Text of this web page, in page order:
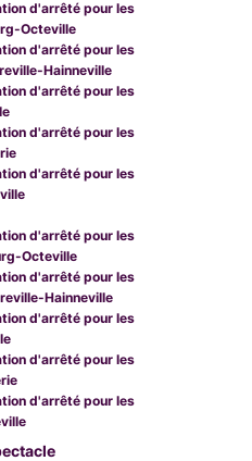
d'arrêté pour les
Octeville
d'arrêté pour les
Hainneville
d'arrêté pour les
d'arrêté pour les
d'arrêté pour les
d'arrêté pour les
Octeville
d'arrêté pour les
Hainneville
d'arrêté pour les
d'arrêté pour les
d'arrêté pour les